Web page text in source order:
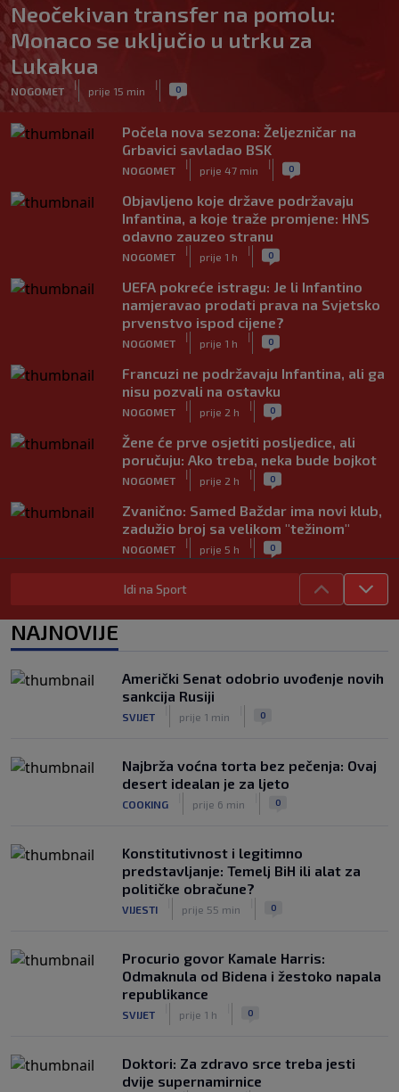
Neočekivan transfer na pomolu:
Monaco se uključio u utrku za
Lukakua
NOGOMET
|
prije 15 min
| 0
Počela nova sezona: Željezničar na
Grbavici savladao BSK
NOGOMET
|
prije 47 min
| 0
Objavljeno koje države podržavaju
Infantina, a koje traže promjene: HNS
odavno zauzeo stranu
NOGOMET
|
prije 1 h
| 0
UEFA pokreće istragu: Je li Infantino
namjeravao prodati prava na Svjetsko
prvenstvo ispod cijene?
NOGOMET
|
prije 1 h
| 0
Francuzi ne podržavaju Infantina, ali ga
nisu pozvali na ostavku
NOGOMET
|
prije 2 h
| 0
Žene će prve osjetiti posljedice, ali
poručuju: Ako treba, neka bude bojkot
NOGOMET
|
prije 2 h
| 0
Zvanično: Samed Baždar ima novi klub,
zadužio broj sa velikom "težinom"
NOGOMET
|
prije 5 h
| 0
Prije nekoliko godina zaludjela je
internet, a onda nestala iz javnosti: Svi
Ivanović govorila o svojoj ljepoti i
predrasudama koje su je pratile tokom
karijere
Idi na Sport
NAJNOVIJE
Američki Senat odobrio uvođenje novih
sankcija Rusiji
SVIJET prije 1 min 0
Najbrža voćna torta bez pečenja: Ovaj
desert idealan je za ljeto
COOKING prije 6 min 0
Konstitutivnost i legitimno
predstavljanje: Temelj BiH ili alat za
političke obračune?
VIJESTI prije 55 min 0
Procurio govor Kamale Harris:
Odmaknula od Bidena i žestoko napala
republikance
SVIJET prije 1 h 0
Doktori: Za zdravo srce treba jesti
dvije supernamirnice